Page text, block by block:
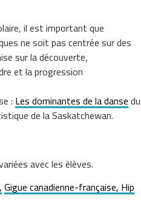
il est important que
ne soit pas centrée sur des
sur la découverte,
et la progression
: Les dominantes de la dansedu
de la Saskatchewan.
avec les élèves.
Gigue canadienne-française, Hip